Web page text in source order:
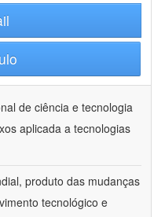
de ciência e tecnologia
aplicada a tecnologias
produto das mudanças
tecnológico e